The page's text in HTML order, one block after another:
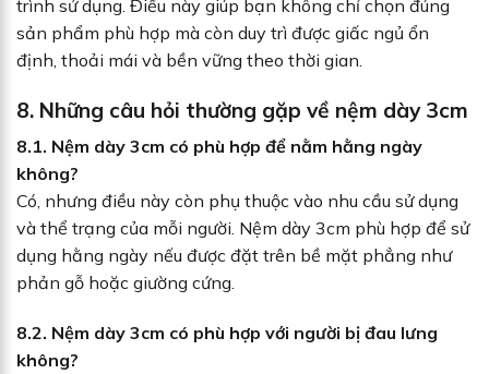
trình sử dụng. Điều này giúp bạn không chỉ chọn đúng
sản phẩm phù hợp mà còn duy trì được giấc ngủ ổn
định, thoải mái và bền vững theo thời gian.
8. Những câu hỏi thường gặp về nệm dày 3cm
8.1. Nệm dày 3cm có phù hợp để nằm hằng ngày
không?
Có, nhưng điều này còn phụ thuộc vào nhu cầu sử dụng
và thể trạng của mỗi người. Nệm dày 3cm phù hợp để sử
dụng hằng ngày nếu được đặt trên bề mặt phẳng như
phản gỗ hoặc giường cứng.
8.2. Nệm dày 3cm có phù hợp với người bị đau lưng
không?